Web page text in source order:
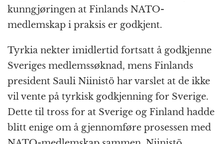
kunngjøringen at Finlands NATO-
medlemskap i praksis er godkjent.
Tyrkia nekter imidlertid fortsatt å godkjenne
Sveriges medlemssøknad, mens Finlands
president Sauli Niinistö har varslet at de ikke
vil vente på tyrkisk godkjenning for Sverige.
Dette til tross for at Sverige og Finland hadde
blitt enige om å gjennomføre prosessen med